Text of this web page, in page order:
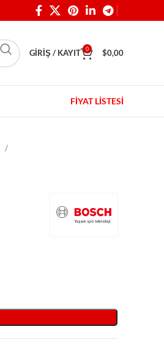
GIRIŞ / KAYIT 0 $0,00
FİYAT LİSTESİ